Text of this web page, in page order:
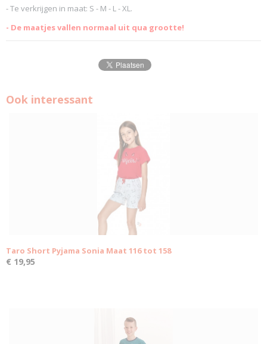
- Te verkrijgen in maat: S - M - L - XL.
- De maatjes vallen normaal uit qua grootte!
Ook interessant
Taro Short Pyjama Sonia Maat 116 tot 158
€ 19,95